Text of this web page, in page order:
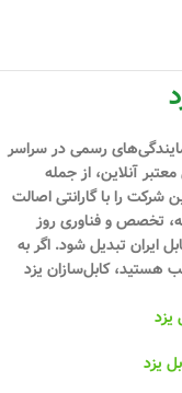
رسمی در سراسر
آنلاین، از جمله
را با گارانتی اصالت
تخصص و فناوری روز
ایران تبدیل شود. اگر به
هستید،کابل‌سازان یزد
یزد
یزد